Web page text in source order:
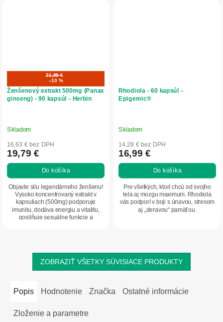
21,99 €
–10 %
Ženšenový extrakt 500mg (Panax
ginseng) - 90 kapsúl - Herbin
Skladom
16,63 € bez DPH
19,79 €
Do košíka
Objavte silu legendárneho ženšenu!
Vysoko koncentrovaný extrakt v
kapsuliach (500mg) podporuje
imunitu, dodáva energiu a vitalitu,
posilňuje sexuálne funkcie a
Rhodiola - 60 kapsúl -
Epigemic®
Skladom
14,28 € bez DPH
16,99 €
Do košíka
Pre všetkých, ktorí chcú od svojho
tela aj mozgu maximum. Rhodiola
vás podporí v boji s únavou, stresom
aj „deravou“ pamäťou.
ZOBRAZIŤ VŠETKY SÚVISIACE PRODUKTY
Popis Hodnotenie Značka Ostatné informácie
Zloženie a parametre